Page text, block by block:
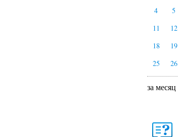
4
5
11
12
18
19
25
26
за месяц